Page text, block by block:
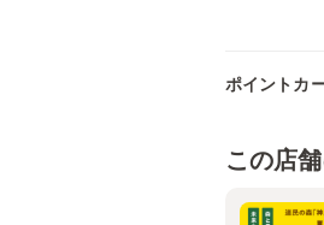
ポイントカ
この店